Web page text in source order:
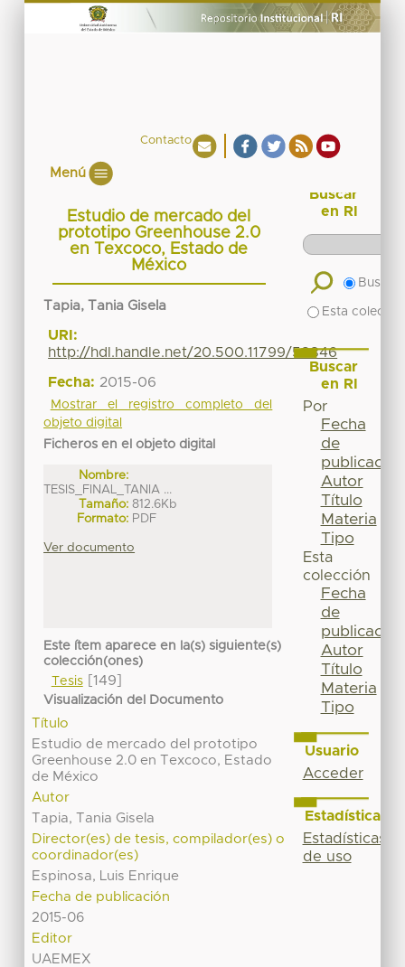
Contacto
Menú
Estudio de mercado del
prototipo Greenhouse 2.0
en Texcoco, Estado de
México
Tapia, Tania Gisela
URI:
http://hdl.handle.net/20.500.11799/58846
Fecha: 2015-06
Mostrar el registro completo del
objeto digital
Ficheros en el objeto digital
Nombre:
TESIS_FINAL_TANIA ...
Tamaño: 812.6Kb
Formato: PDF
Ver documento
Este ítem aparece en la(s) siguiente(s)
colección(ones)
Tesis[149]
Visualización del Documento
Título
Estudio de mercado del prototipo
Greenhouse 2.0 en Texcoco, Estado
de México
Autor
Tapia, Tania Gisela
Director(es) de tesis, compilador(es) o
coordinador(es)
Espinosa, Luis Enrique
Fecha de publicación
2015-06
Editor
UAEMEX
Buscar
en RI
Buscar
Esta
Buscar
en RI
Por
Fecha
de
publicación
Autor
Título
Materia
Tipo
Esta
colección
Fecha
de
publicación
Autor
Título
Materia
Tipo
Usuario
Acceder
Estadísticas
Estadísticas
de uso